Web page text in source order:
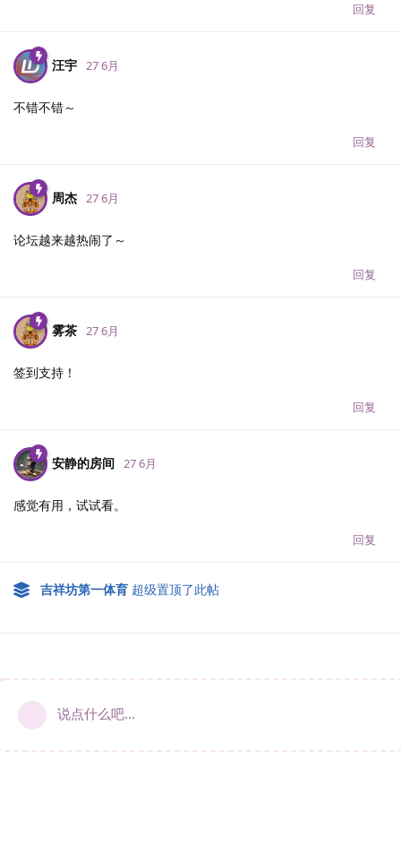
回复
汪宇 27 6月
不错不错～
回复
周杰 27 6月
论坛越来越热闹了～
回复
雾茶 27 6月
签到支持！
回复
安静的房间 27 6月
感觉有用，试试看。
回复
吉祥坊第一体育 超级置顶了此帖
说点什么吧...